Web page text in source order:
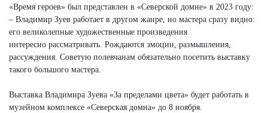
«Время героев» был представлен в «Северской домне» в 2023 году:
– Владимир Зуев работает в другом жанре, но мастера сразу видно:
его великолепные художественные произведения
интересно рассматривать. Рождаются эмоции, размышления,
рассуждения. Советую полевчанам обязательно посетить выставку
такого большого мастера.
Выставка Владимира Зуева «За пределами цвета» будет работать в
музейном комплексе «Северская домна» до 8 ноября.